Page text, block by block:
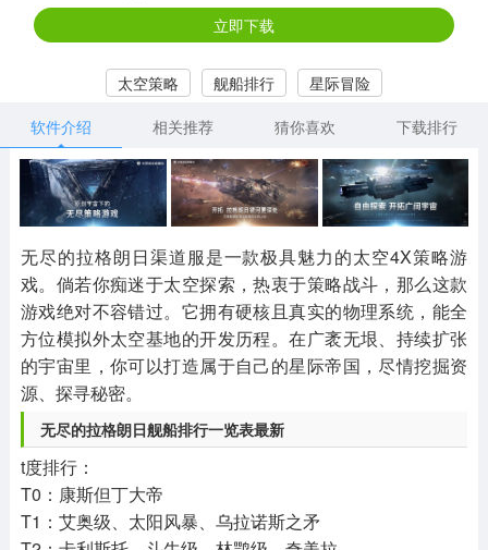
1072款应用
418款应用
568款应用
音乐舞蹈
269款应用
2716款应用
515款应用
1654款应用
515款应用
1056款应用
立即下载
太空策略 舰船排行
星际冒险
软件介绍
相关推荐 猜你喜欢 下载排行
无尽的拉格朗日渠道服是一款极具魅力的太空4X策略游
戏。倘若你痴迷于太空探索，热衷于策略战斗，那么这款
游戏绝对不容错过。它拥有硬核且真实的物理系统，能全
方位模拟外太空基地的开发历程。在广袤无垠、持续扩张
的宇宙里，你可以打造属于自己的星际帝国，尽情挖掘资
源、探寻秘密。
无尽的拉格朗日舰船排行一览表最新
t度排行：
T0：康斯但丁大帝
T1：艾奥级、太阳风暴、乌拉诺斯之矛